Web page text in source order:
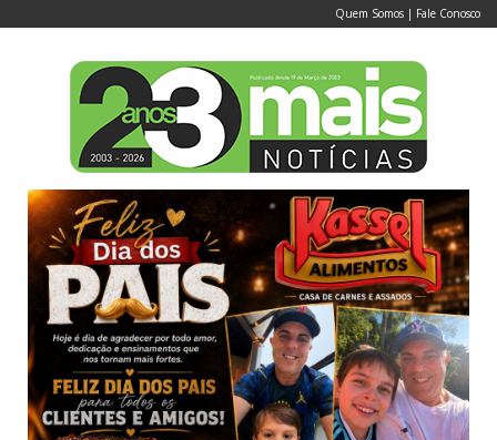
Quem Somos | Fale Conosco